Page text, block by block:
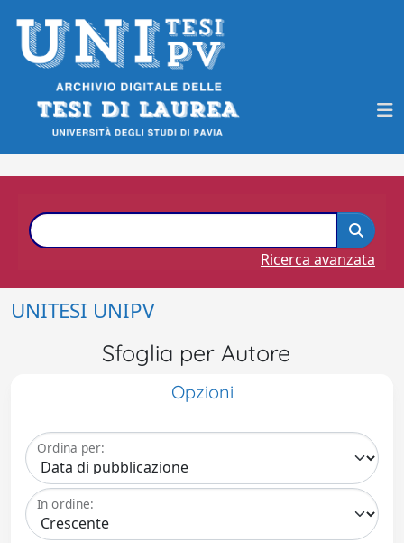
Ricerca avanzata
UNITESI UNIPV
Sfoglia per Autore
Opzioni
Ordina per:
In ordine: